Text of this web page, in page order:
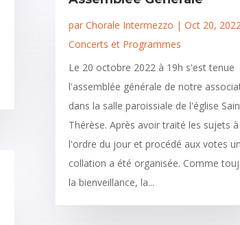
par Chorale Intermezzo | Oct 20,
Concerts et Programmes
Le 20 octobre 2022 à 19h s'est tenue
l'assemblée générale de notre
dans la salle paroissiale de l'église
Thérèse. Après avoir traité les sujets à
l'ordre du jour et procédé aux votes
collation a été organisée. Comme
la bienveillance, la...